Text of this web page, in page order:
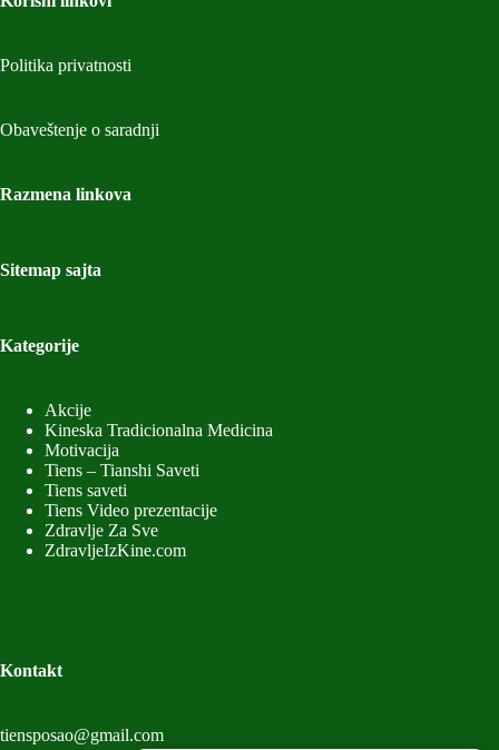
Politika privatnosti
Obaveštenje o saradnji
Razmena linkova
Sitemap sajta
Kategorije
Akcije
Kineska Tradicionalna Medicina
Motivacija
Tiens – Tianshi Saveti
Tiens saveti
Tiens Video prezentacije
Zdravlje Za Sve
ZdravljeIzKine.com
Kontakt
tiensposao@gmail.com